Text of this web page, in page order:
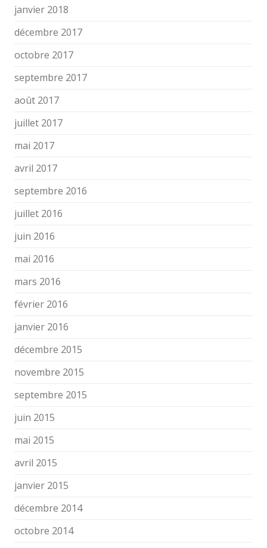
janvier 2018
décembre 2017
octobre 2017
septembre 2017
août 2017
juillet 2017
mai 2017
avril 2017
septembre 2016
juillet 2016
juin 2016
mai 2016
mars 2016
février 2016
janvier 2016
décembre 2015
novembre 2015
septembre 2015
juin 2015
mai 2015
avril 2015
janvier 2015
décembre 2014
octobre 2014